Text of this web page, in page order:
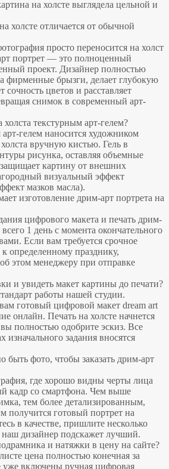
на холсте выглядела цельной и
холсте отличается от обычной
просто переносится на холст
портрет — это полноценный
проект. Дизайнер полностью
фирменные брызги, делает глубокую
сочность цветов и расставляет
снимок в современный арт-
текстурным арт-гелем?
гелем наносится художником
вручную кистью. Гель в
рисунка, оставляя объемные
картину от внешних
визуальный эффект
мазков масла).
изготовление дрим-арт портрета на
цифрового макета и печать дрим-
1 день с момента окончательного
Если вам требуется срочное
определенному празднику,
этом менеджеру при отправке
и увидеть макет картины до печати?
работы нашей студии.
готовый цифровой макет dream art
онлайн. Печать на холсте начнется
полностью одобрите эскиз. Все
изначального задания вносятся
быть фото, чтобы заказать дрим-арт
где хорошо видны черты лица
кадр со смартфона. Чем выше
тем более детализированным,
готовый портрет на
в качестве, пришлите несколько
дизайнер подскажет лучший.
и натяжки в цену на сайте?
цена полностью конечная за
уже включены ручная цифровая